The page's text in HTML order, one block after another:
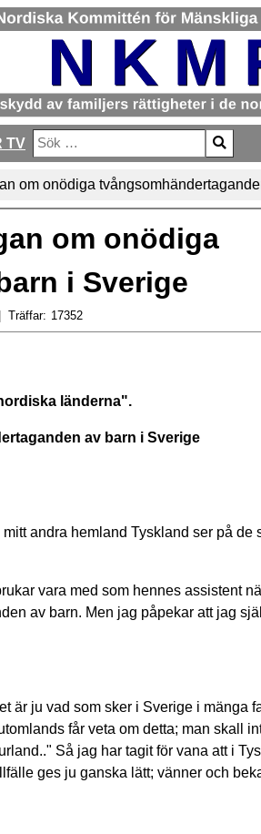
TV
Sök
Type 2 or more characters for
om onödiga
om onödiga
i Sverige
Träffar: 17352
länderna".
av barn i Sverige
andra hemland Tyskland ser på de
vara med som hennes assistent
av barn. Men jag påpekar att jag
är ju vad som sker i Sverige i mänga
får veta om detta; man skall
Så jag har tagit för vana att i
ges ju ganska lätt; vänner och